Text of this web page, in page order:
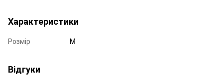
Характеристики
Розмір M
Відгуки